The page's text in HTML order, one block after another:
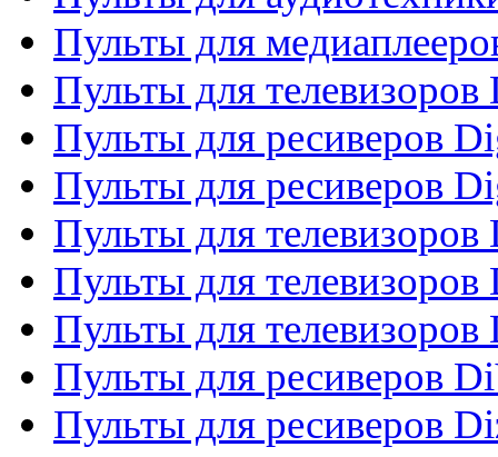
Пульты для
Пульты для телевизоров
Пульты для ресиверов
Пульты для ресиверов
Пульты для
Пульты для
Пульты для телевизоров
Пульты для ресиверов
Пульты для ресиверов